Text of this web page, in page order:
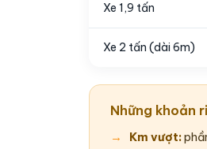
Xe 1,9 tấn
Xe 2 tấn (dài 6m)
Những khoản
Km vượt: